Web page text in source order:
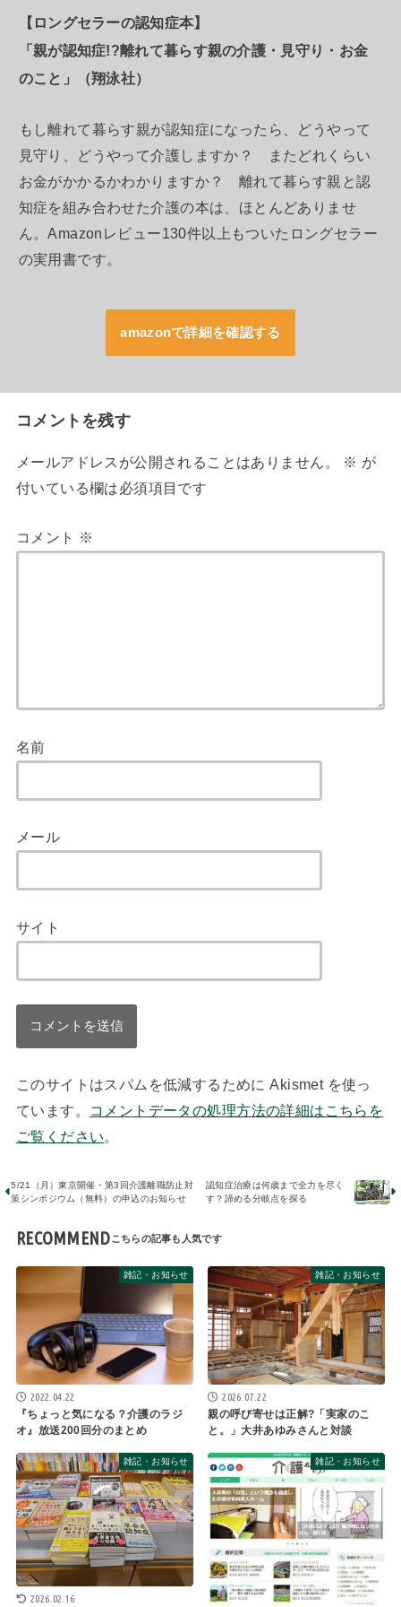
【ロングセラーの認知症本】
「親が認知症!?離れて暮らす親の介護・見守り・お金
のこと」（翔泳社）
もし離れて暮らす親が認知症になったら、どうやって
見守り、どうやって介護しますか？ またどれくらい
お金がかかるかわかりますか？ 離れて暮らす親と認
知症を組み合わせた介護の本は、ほとんどありませ
ん。Amazonレビュー130件以上もついたロングセラー
の実用書です。
amazonで詳細を確認する
コメントを残す
メールアドレスが公開されることはありません。 ※ が
付いている欄は必須項目です
コメント ※
名前
メール
サイト
このサイトはスパムを低減するために Akismet を使っ
ています。
コメントデータの処理方法の詳細はこちらを
ご覧ください。
5/21（月）東京開催・第3回介護離職防止対
策シンポジウム（無料）の申込のお知らせ
認知症治療は何歳まで全力を尽く
す？諦める分岐点を探る
RECOMMEND
雑記・お知らせ
2022.04.22
『ちょっと気になる？介護のラジ
オ』放送200回分のまとめ
雑記・お知らせ
2026.07.22
親の呼び寄せは正解?「実家のこ
と。」大井あゆみさんと対談
雑記・お知らせ
2026.02.16
雑記・お知らせ